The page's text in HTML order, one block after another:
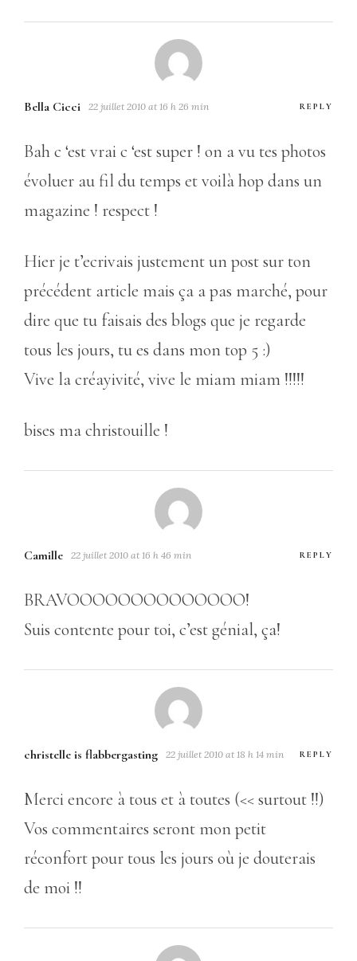
Bella Cicci 22 juillet 2010 at 16 h 26 min REPLY
Bah c ‘est vrai c ‘est super ! on a vu tes photos
évoluer au fil du temps et voilà hop dans un
magazine ! respect !
Hier je t’ecrivais justement un post sur ton
précédent article mais ça a pas marché, pour
dire que tu faisais des blogs que je regarde
tous les jours, tu es dans mon top 5 :)
Vive la créayivité, vive le miam miam !!!!!
bises ma christouille !
Camille 22 juillet 2010 at 16 h 46 min REPLY
BRAVOOOOOOOOOOOOOO!
Suis contente pour toi, c’est génial, ça!
christelle is flabbergasting 22 juillet 2010 at 18 h 14 min REPLY
Merci encore à tous et à toutes (<< surtout !!)
Vos commentaires seront mon petit
réconfort pour tous les jours où je douterais
de moi !!